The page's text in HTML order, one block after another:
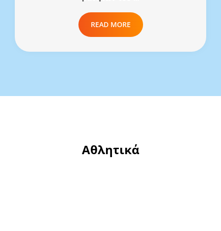
READ MORE
Αθλητικά